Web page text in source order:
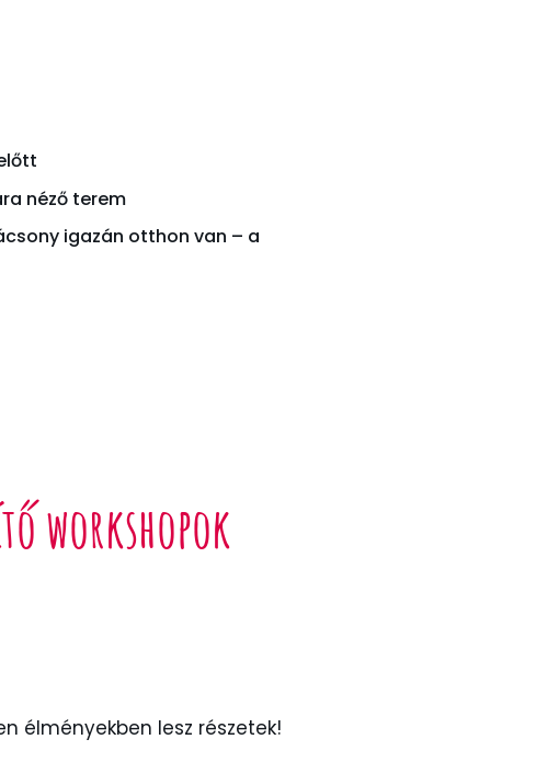
néző terem
igazán otthon van – a
workshopok
élményekben lesz részetek!